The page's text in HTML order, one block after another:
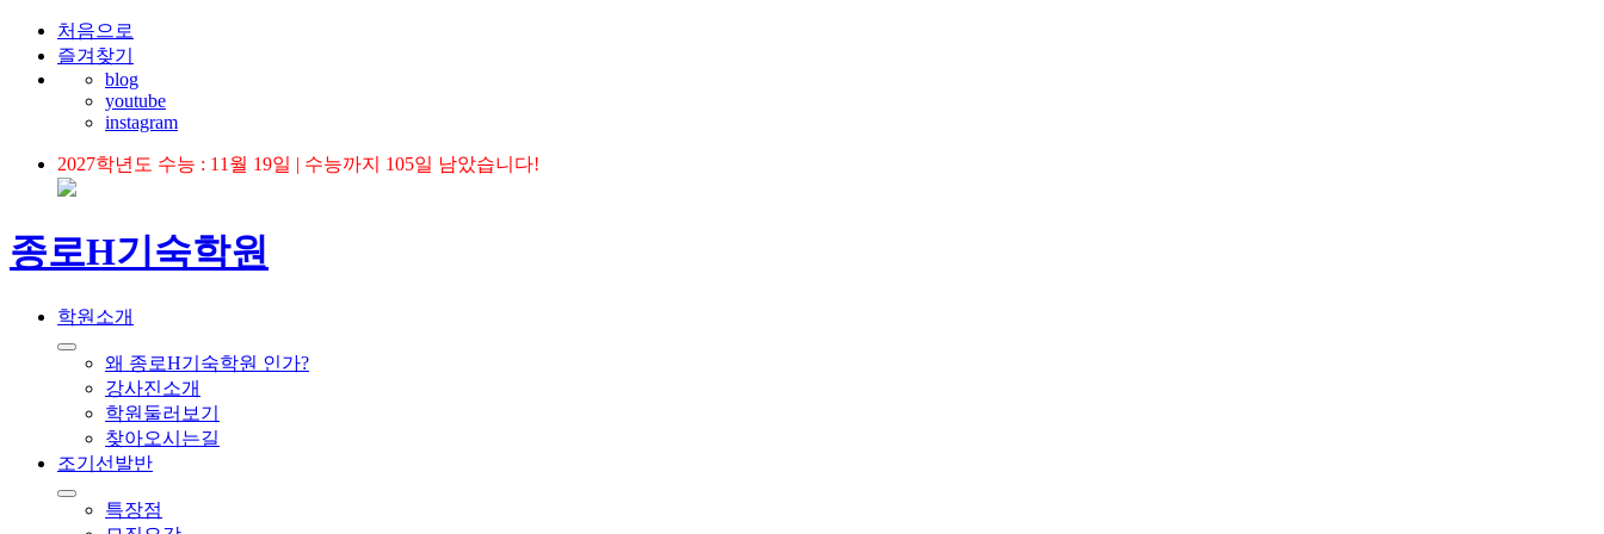
처음으로
즐겨찾기
blog
youtube
instagram
2027학년도 수능 : 11월 19일 | 수능까지 105일 남았습니다!
종로H기숙학원
학원소개
왜 종로H기숙학원 인가?
강사진소개
학원둘러보기
찾아오시는길
조기선발반
특장점